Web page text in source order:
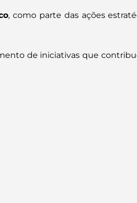
, como parte das ações
de iniciativas que